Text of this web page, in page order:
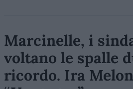
Marcinelle, i
voltano le spalle
ricordo. Ira